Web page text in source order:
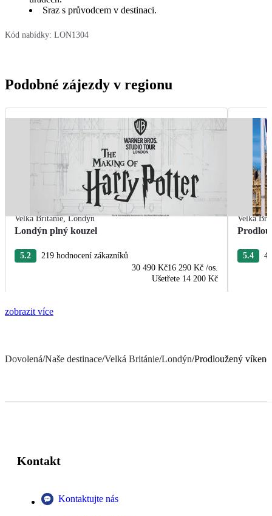
Sraz s průvodcem v destinaci.
Kód nabídky: LON1304
Podobné zájezdy v regionu
Velká Británie,Londýn
Londýn plný kouzel
5.2
219 hodnocení zákazníků
30 490 Kč16 290 Kč /os.
Ušetřete 14 200 Kč
Velká
5.4
zobrazit více
Dovolená/Naše destinace/Velká Británie/Londýn/Prodloužený
Kontakt
Kontaktujte nás